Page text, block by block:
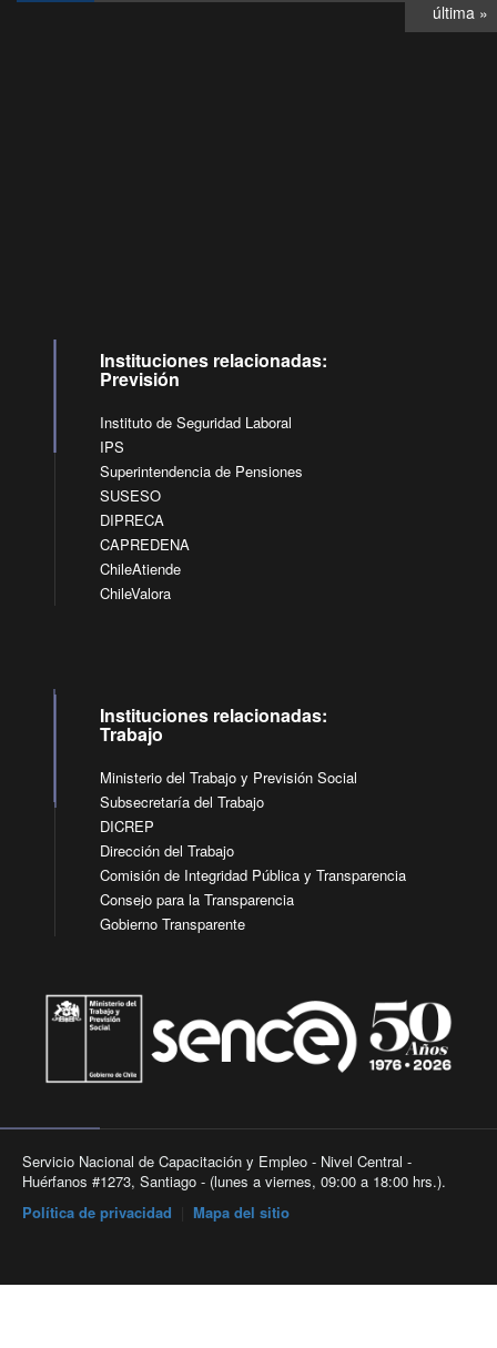
última »
Instituciones relacionadas:
Previsión
Instituto de Seguridad Laboral
IPS
Superintendencia de Pensiones
SUSESO
DIPRECA
CAPREDENA
ChileAtiende
ChileValora
Instituciones relacionadas:
Trabajo
Ministerio del Trabajo y Previsión Social
Subsecretaría del Trabajo
DICREP
Dirección del Trabajo
Comisión de Integridad Pública y Transparencia
Consejo para la Transparencia
Gobierno Transparente
Servicio Nacional de Capacitación y Empleo - Nivel Central -
Huérfanos #1273, Santiago - (lunes a viernes, 09:00 a 18:00 hrs.).
Política de privacidad
Mapa del sitio